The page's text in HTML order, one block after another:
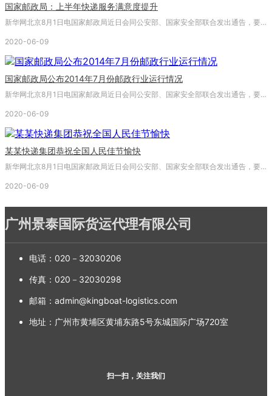
国家邮政局：上半年快递服务满意度提升
新华网北京8月1日电国家邮政局近日会同公安部、国家安全部联合发出通告，要求切实维护南京青奥会期间的寄递物品安全，严格落实收寄验视制度。《通告》要求邮政企业、快递企业严格执行关于禁止、限制寄递物品的规定，严格落实收寄验视制度。
2020-06-09
国家邮政局公布2014年7月份邮政行业运行情况
新华网北京8月1日电国家邮政局近日会同公安部、国家安全部联合发出通告，要求切实维护南京青奥会期间的寄递物品安全，严格落实收寄验视制度。《通告》要求邮政企业、快递企业严格执行关于禁止、限制寄递物品的规定，严格落实收寄验视制度。
2020-06-09
某某快递集团恭祝全国人民佳节愉快
新华网北京8月1日电国家邮政局近日会同公安部、国家安全部联合发出通告，要求切实维护南京青奥会期间的寄递物品安全，严格落实收寄验视制度。《通告》要求邮政企业、快递企业严格执行关于禁止、限制寄递物品的规定，严格落实收寄验视制度。
2020-06-09
广州景泰国际货运代理有限公司
电话： 020－32030206
传真： 020－32030298
邮箱： admin@kingboat-logistics.com
地址： 广州市黄埔区黄埔东路5号东城国际广场720室
扫一扫，关注我们